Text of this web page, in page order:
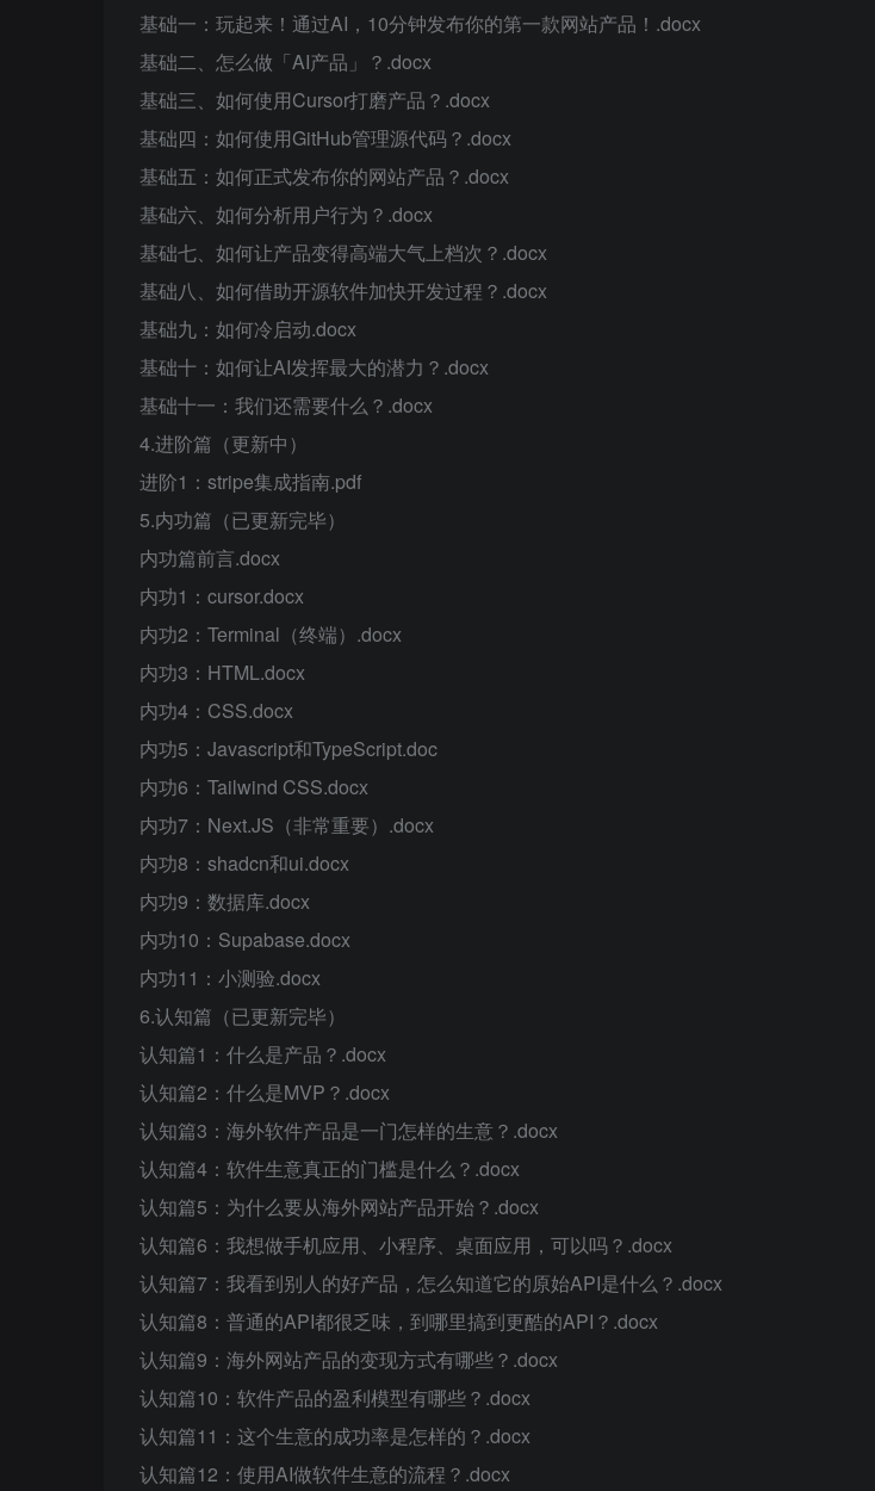
基础一：玩起来！通过AI，10分钟发布你的第一款网站产品！.docx
基础二、怎么做「AI产品」？.docx
基础三、如何使用Cursor打磨产品？.docx
基础四：如何使用GitHub管理源代码？.docx
基础五：如何正式发布你的网站产品？.docx
基础六、如何分析用户行为？.docx
基础七、如何让产品变得高端大气上档次？.docx
基础八、如何借助开源软件加快开发过程？.docx
基础九：如何冷启动.docx
基础十：如何让AI发挥最大的潜力？.docx
基础十一：我们还需要什么？.docx
4.进阶篇（更新中）
进阶1：stripe集成指南.pdf
5.内功篇（已更新完毕）
内功篇前言.docx
内功1：cursor.docx
内功2：Terminal（终端）.docx
内功3：HTML.docx
内功4：CSS.docx
内功5：Javascript和TypeScript.doc
内功6：Tailwind CSS.docx
内功7：Next.JS（非常重要）.docx
内功8：shadcn和ui.docx
内功9：数据库.docx
内功10：Supabase.docx
内功11：小测验.docx
6.认知篇（已更新完毕）
认知篇1：什么是产品？.docx
认知篇2：什么是MVP？.docx
认知篇3：海外软件产品是一门怎样的生意？.docx
认知篇4：软件生意真正的门槛是什么？.docx
认知篇5：为什么要从海外网站产品开始？.docx
认知篇6：我想做手机应用、小程序、桌面应用，可以吗？.docx
认知篇7：我看到别人的好产品，怎么知道它的原始API是什么？.docx
认知篇8：普通的API都很乏味，到哪里搞到更酷的API？.docx
认知篇9：海外网站产品的变现方式有哪些？.docx
认知篇10：软件产品的盈利模型有哪些？.docx
认知篇11：这个生意的成功率是怎样的？.docx
认知篇12：使用AI做软件生意的流程？.docx